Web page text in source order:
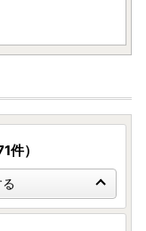
表記が入ります。
希望の際は必ずご
更のみでは既にお
せん。ご注意くだ
方法のご案内】
件）